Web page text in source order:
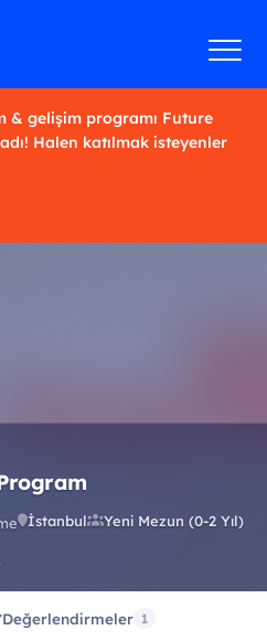
& gelişim programı Future
Halen katılmak isteyenler
İstanbul
Yeni Mezun (0-2 Yıl)
Değerlendirmeler 1